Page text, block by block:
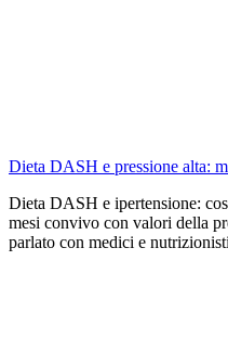
Dieta DASH e pressione alta:
Dieta DASH e ipertensione:
mesi convivo con valori della
parlato con medici e